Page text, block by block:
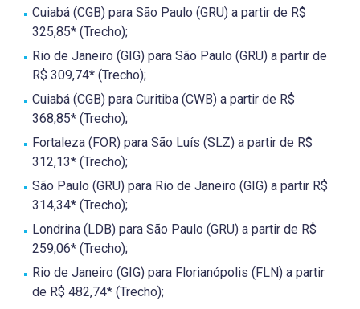
Cuiabá (CGB) para São Paulo (GRU) a partir de R$
325,85* (Trecho);
Rio de Janeiro (GIG) para São Paulo (GRU) a partir de
R$ 309,74* (Trecho);
Cuiabá (CGB) para Curitiba (CWB) a partir de R$
368,85* (Trecho);
Fortaleza (FOR) para São Luís (SLZ) a partir de R$
312,13* (Trecho);
São Paulo (GRU) para Rio de Janeiro (GIG) a partir R$
314,34* (Trecho);
Londrina (LDB) para São Paulo (GRU) a partir de R$
259,06* (Trecho);
Rio de Janeiro (GIG) para Florianópolis (FLN) a partir
de R$ 482,74* (Trecho);